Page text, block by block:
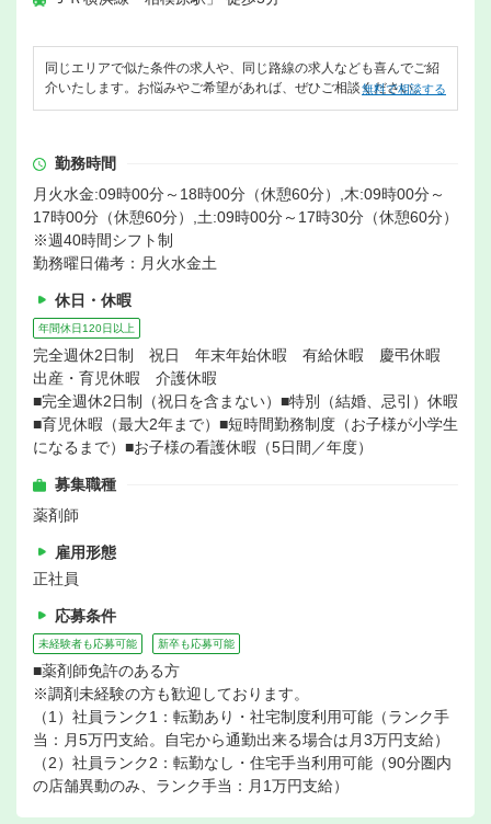
同じエリアで似た条件の求人や、同じ路線の求人なども喜んでご紹
介いたします。お悩みやご希望があれば、ぜひご相談ください。
無料で相談する
勤務時間
月火水金:09時00分～18時00分（休憩60分）,木:09時00分～
17時00分（休憩60分）,土:09時00分～17時30分（休憩60分）
※週40時間シフト制
勤務曜日備考：月火水金土
休日・休暇
年間休日120日以上
完全週休2日制 祝日 年末年始休暇 有給休暇 慶弔休暇
出産・育児休暇 介護休暇
■完全週休2日制（祝日を含まない）■特別（結婚、忌引）休暇
■育児休暇（最大2年まで）■短時間勤務制度（お子様が小学生
になるまで）■お子様の看護休暇（5日間／年度）
募集職種
薬剤師
雇用形態
正社員
応募条件
未経験者も応募可能 新卒も応募可能
■薬剤師免許のある方
※調剤未経験の方も歓迎しております。
（1）社員ランク1：転勤あり・社宅制度利用可能（ランク手
当：月5万円支給。自宅から通勤出来る場合は月3万円支給）
（2）社員ランク2：転勤なし・住宅手当利用可能（90分圏内
の店舗異動のみ、ランク手当：月1万円支給）